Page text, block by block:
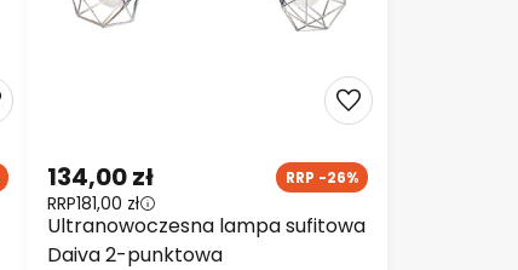
Ultranowoczesna lampa sufitowa
Daiva 2-punktowa
134,00 zł RRP -26%
RRP181,00 zł